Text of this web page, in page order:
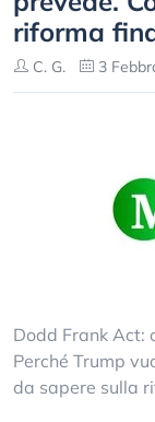
riforma
C. G. 3
Dodd Frank Act:
Perché Trump
da sapere sulla